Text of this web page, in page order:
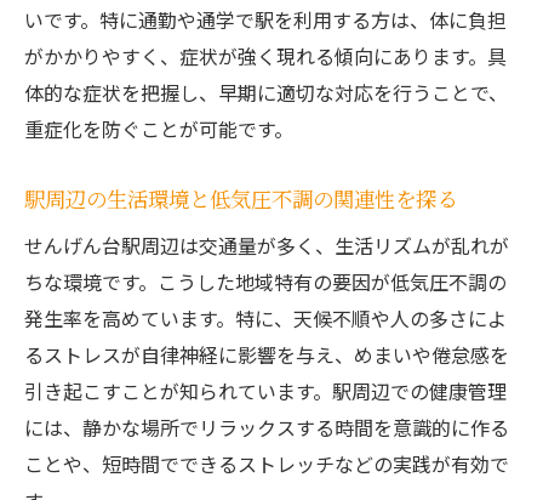
習慣
低気圧不調を軽減する生活リズムの整え方
駅周辺で実践できる低気圧不調対策のコツ
低気圧不調に強い体作りと日々のポイント
身近で取り組める低気圧不調対策の実践例
いです。特に通勤や通学で駅を利用する方は、体に負担
がかかりやすく、症状が強く現れる傾向にあります。具
体的な症状を把握し、早期に適切な対応を行うことで、
重症化を防ぐことが可能です。
駅周辺の生活環境と低気圧不調の関連性を探る
せんげん台駅周辺は交通量が多く、生活リズムが乱れが
ちな環境です。こうした地域特有の要因が低気圧不調の
発生率を高めています。特に、天候不順や人の多さによ
るストレスが自律神経に影響を与え、めまいや倦怠感を
引き起こすことが知られています。駅周辺での健康管理
には、静かな場所でリラックスする時間を意識的に作る
ことや、短時間でできるストレッチなどの実践が有効で